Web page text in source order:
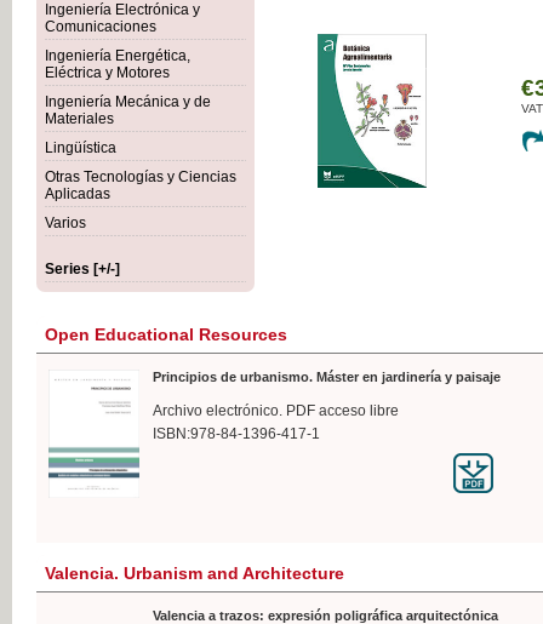
Ingeniería Electrónica y
Comunicaciones
Ingeniería Energética,
Eléctrica y Motores
Ingeniería Mecánica y de
Materiales
Lingüística
Otras Tecnologías y Ciencias
Aplicadas
Varios
Series [+/-]
VAT
Open Educational Resources
Principios de urbanismo. Máster en jardinería y paisaje
Archivo electrónico. PDF acceso libre
ISBN:978-84-1396-417-1
Valencia. Urbanism and Architecture
Valencia a trazos: expresión poligráfica arquitectónica